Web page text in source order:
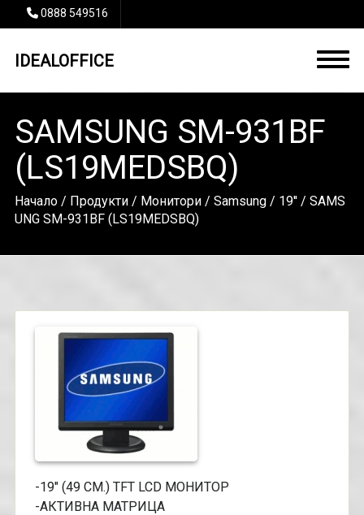
0888 549516
IDEALOFFICE
SAMSUNG SM-931BF
(LS19MEDSBQ)
Начало/ Продукти/ Монитори/ Samsung/ 19''/ SAMS
UNG SM-931BF (LS19MEDSBQ)
-19" (49 CM.) TFT LCD МОНИТОР
-АКТИВНА МАТРИЦА